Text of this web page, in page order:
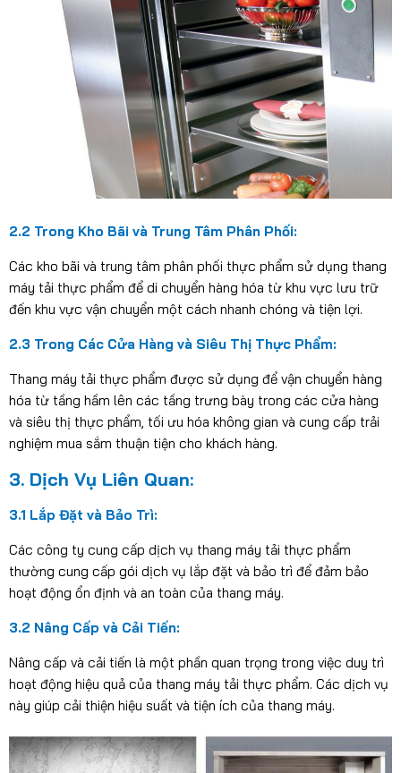
2.2 Trong Kho Bãi và Trung Tâm Phân Phối:
Các kho bãi và trung tâm phân phối thực phẩm sử dụng thang
máy tải thực phẩm để di chuyển hàng hóa từ khu vực lưu trữ
đến khu vực vận chuyển một cách nhanh chóng và tiện lợi.
2.3 Trong Các Cửa Hàng và Siêu Thị Thực Phẩm:
Thang máy tải thực phẩm được sử dụng để vận chuyển hàng
hóa từ tầng hầm lên các tầng trưng bày trong các cửa hàng
và siêu thị thực phẩm, tối ưu hóa không gian và cung cấp trải
nghiệm mua sắm thuận tiện cho khách hàng.
3. Dịch Vụ Liên Quan:
3.1 Lắp Đặt và Bảo Trì:
Các công ty cung cấp dịch vụ thang máy tải thực phẩm
thường cung cấp gói dịch vụ lắp đặt và bảo trì để đảm bảo
hoạt động ổn định và an toàn của thang máy.
3.2 Nâng Cấp và Cải Tiến:
Nâng cấp và cải tiến là một phần quan trọng trong việc duy trì
hoạt động hiệu quả của thang máy tải thực phẩm. Các dịch vụ
này giúp cải thiện hiệu suất và tiện ích của thang máy.